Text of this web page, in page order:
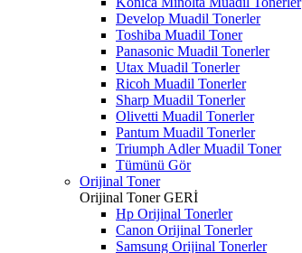
Develop Muadil Tonerler
Toshiba Muadil Toner
Panasonic Muadil Tonerler
Utax Muadil Tonerler
Ricoh Muadil Tonerler
Sharp Muadil Tonerler
Olivetti Muadil Tonerler
Pantum Muadil Tonerler
Triumph Adler Muadil Toner
Tümünü Gör
Orijinal Toner
Orijinal TonerGERİ
Hp Orijinal Tonerler
Canon Orijinal Tonerler
Samsung Orijinal Tonerler